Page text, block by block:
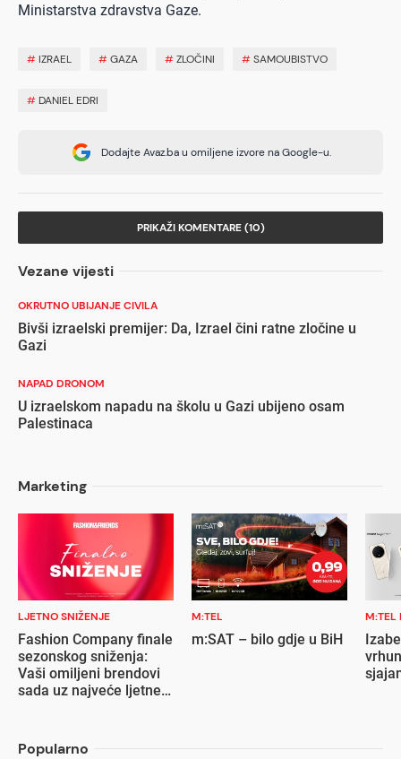
Ministarstva zdravstva Gaze.
# IZRAEL #GAZA #ZLOČINI #SAMOUBISTVO
# DANIEL EDRI
Dodajte Avaz.ba u omiljene izvore na Google-u.
PRIKAŽI KOMENTARE (10)
Vezane vijesti
OKRUTNO UBIJANJE CIVILA
Bivši izraelski premijer: Da, Izrael čini ratne zločine u
Gazi
NAPAD DRONOM
U izraelskom napadu na školu u Gazi ubijeno osam
Palestinaca
Marketing
LJETNO SNIŽENJE
Fashion Company finale
sezonskog sniženja:
Vaši omiljeni brendovi
sada uz najveće ljetne
M:TEL
m:SAT – bilo gdje u BiH
M:TEL
Popularno